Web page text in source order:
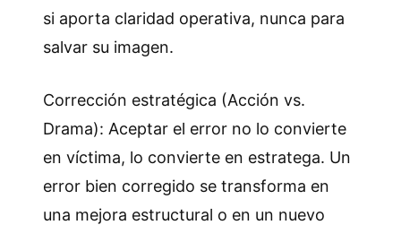
si aporta claridad operativa, nunca para
salvar su imagen.
Corrección estratégica (Acción vs.
Drama): Aceptar el error no lo convierte
en víctima, lo convierte en estratega. Un
error bien corregido se transforma en
una mejora estructural o en un nuevo